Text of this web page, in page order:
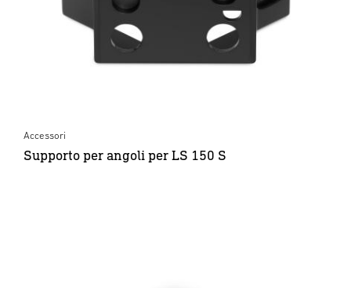
Accessori
Supporto per angoli per LS 150 S